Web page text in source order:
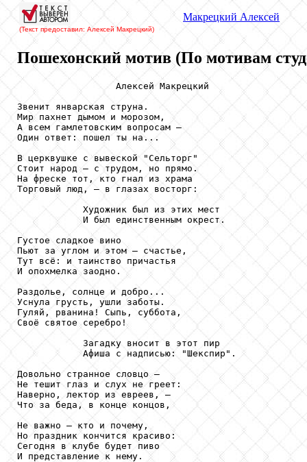
(Текст предоставил: Алексей Макрецкий)
Макрецкий Алексей
Пошехонский мотив (По мотивам
                  Алексей Макрецкий
Звенит январская струна.
Мир пахнет дымом и морозом,
А всем гамлетовским вопросам –
Один ответ: пошел ты на...
В церквушке с вывеской "Сельторг"
Стоит народ – с трудом, но прямо.
На фреске тот, кто гнал из храма
Торговый люд, – в глазах восторг:
            Художник был из этих мест
            И был единственным окрест.
Густое сладкое вино
Пьют за углом и этом – счастье,
Тут всё: и таинство причастья
И опохмелка заодно.
Раздолье, солнце и добро...
Уснула грусть, ушли заботы.
Гуляй, рванина! Сыпь, суббота,
Своё святое серебро!
            Загадку вносит в этот пир
            Афиша с надписью: "Шекспир".
Довольно странное словцо –
Не тешит глаз и слух не греет:
Наверно, лектор из евреев, –
Что за беда, в конце концов,
Не важно – кто и почему,
Но праздник кончится красиво:
Сегодня в клубе будет пиво
И представление к нему.